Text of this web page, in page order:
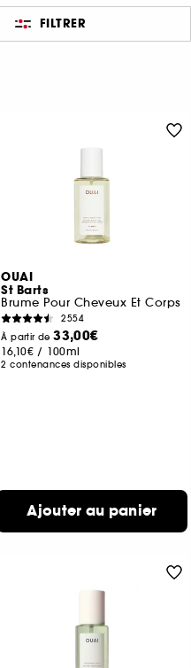
FILTRER
OUAI
St Barts
Brume Pour Cheveux Et Corps
2554
À partir de33,00€
16,10€ / 100ml
2 contenances disponibles
Ajouter au panier